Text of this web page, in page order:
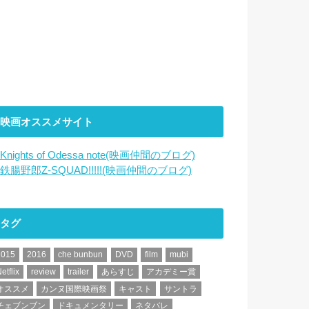
映画オススメサイト
Knights of Odessa note(映画仲間のブログ)
鉄腸野郎Z-SQUAD!!!!!(映画仲間のブログ)
タグ
2016 che bunbun DVD film
mubi
review trailer あらすじ
アカデミー賞
ススメ
カンヌ国際映画祭 キャスト
サントラ
ェブンブン
ドキュメンタリー
ネタバレ